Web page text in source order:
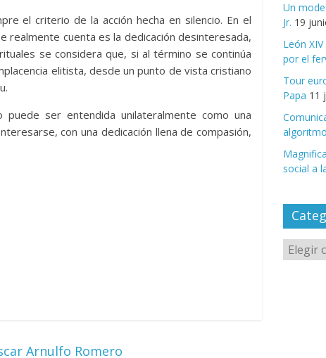
el criterio de la acción hecha en silencio. En el
realmente cuenta es la dedicación desinteresada,
se considera que, si al término se continúa
elitista, desde un punto de vista cristiano
puede ser entendida unilateralmente como una
con una dedicación llena de compasión,
Arnulfo Romero
Un
Jr. 19
León
por el
Tour
Papa 11
social a